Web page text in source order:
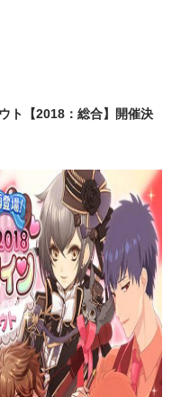
ト【2018：総合】開催決